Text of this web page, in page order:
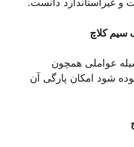
و غیراستاندارد دانست.
سیم کلاچ
عواملی همچون
شود امکان پارگی آن